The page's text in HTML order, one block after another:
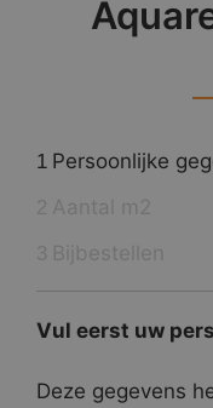
1 Persoonlijke
Vul eerst uw
Deze gegevens